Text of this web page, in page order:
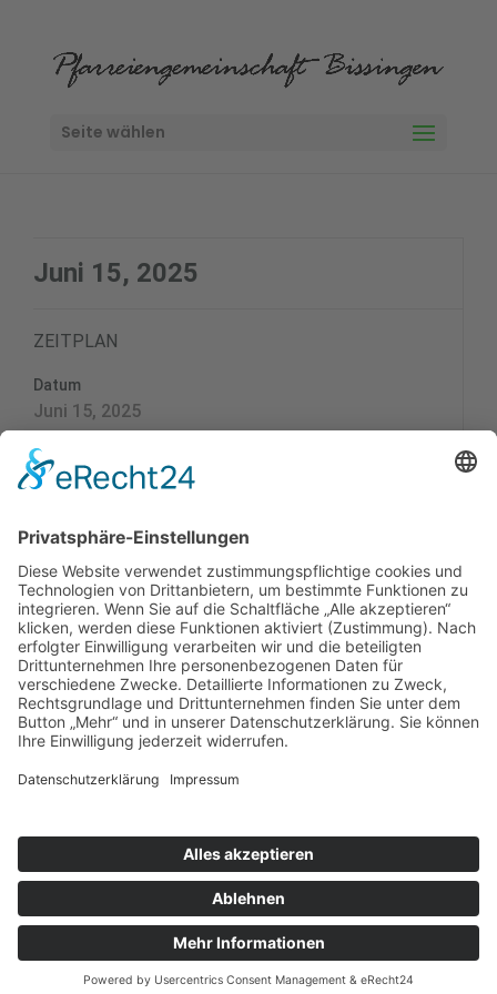
Seite wählen
Juni 15, 2025
ZEITPLAN
Datum
Juni 15, 2025
Zeit
9:00
Festgottesdienst in Gaishardt
musikalisch mitgestaltet vom Musikverein Kesseltal
Pfarreiengemeinschaft Bissingen ©2024 |
Impressum|Datenschutz